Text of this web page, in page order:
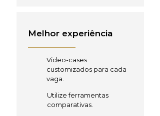
Melhor experiência
Video-cases
customizados para cada
vaga.
Utilize ferramentas
comparativas.